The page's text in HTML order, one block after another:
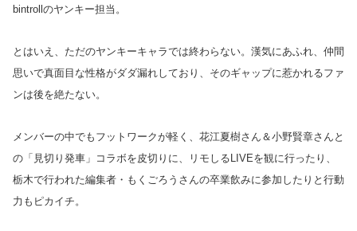
bintrollのヤンキー担当。
とはいえ、ただのヤンキーキャラでは終わらない。漢気にあふれ、仲間
思いで真面目な性格がダダ漏れしており、そのギャップに惹かれるファ
ンは後を絶たない。
メンバーの中でもフットワークが軽く、花江夏樹さん＆小野賢章さんと
の「見切り発車」コラボを皮切りに、リモしるLIVEを観に行ったり、
栃木で行われた編集者・もくごろうさんの卒業飲みに参加したりと行動
力もピカイチ。